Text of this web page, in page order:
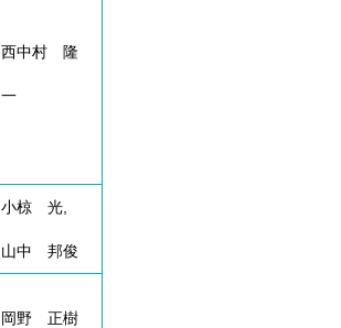
西中村 隆
一
小椋 光,
山中 邦俊
岡野 正樹